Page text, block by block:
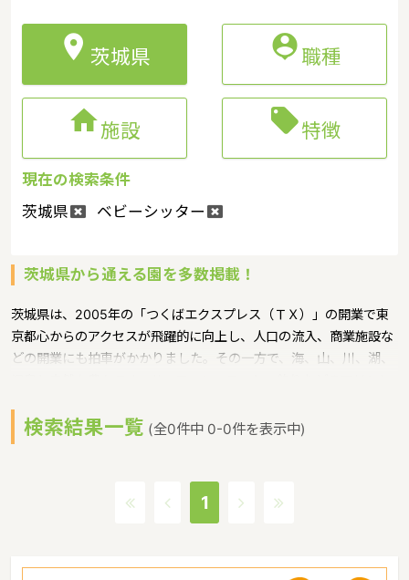
 茨城県 職種
施設 特徴
現在の検索条件
茨城県
ベビーシッター
茨城県から通える園を多数掲載！
茨城県は、2005年の「つくばエクスプレス（ＴＸ）」の開業で東
京都心からのアクセスが飛躍的に向上し、人口の流入、商業施設な
どの開業にも拍車がかかりました。その一方で、海、山、川、湖、
で、東京など近郊から筑波山にやってくる人も多いというような特
徴があるエリアです。保育士修学資金等貸付制度、未就学児保育料
人口は2897644人（2017/5/1現在）です。茨城県内には、保育所
検索結果一覧 (全0件中 0-0件を表示中)
1